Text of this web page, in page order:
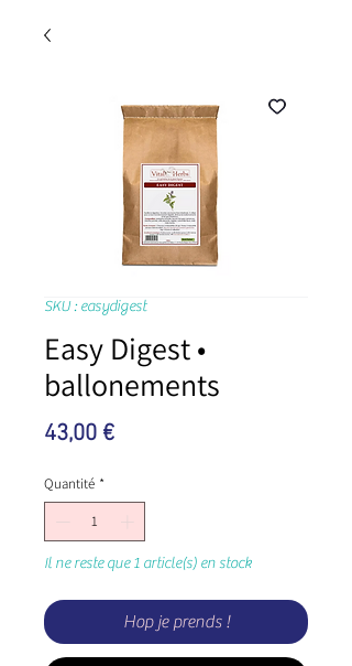
SKU : easydigest
Easy Digest •
ballonements
43,00 €Prix
Quantité *
Il ne reste que 1 article(s) en stock
Hop je prends !